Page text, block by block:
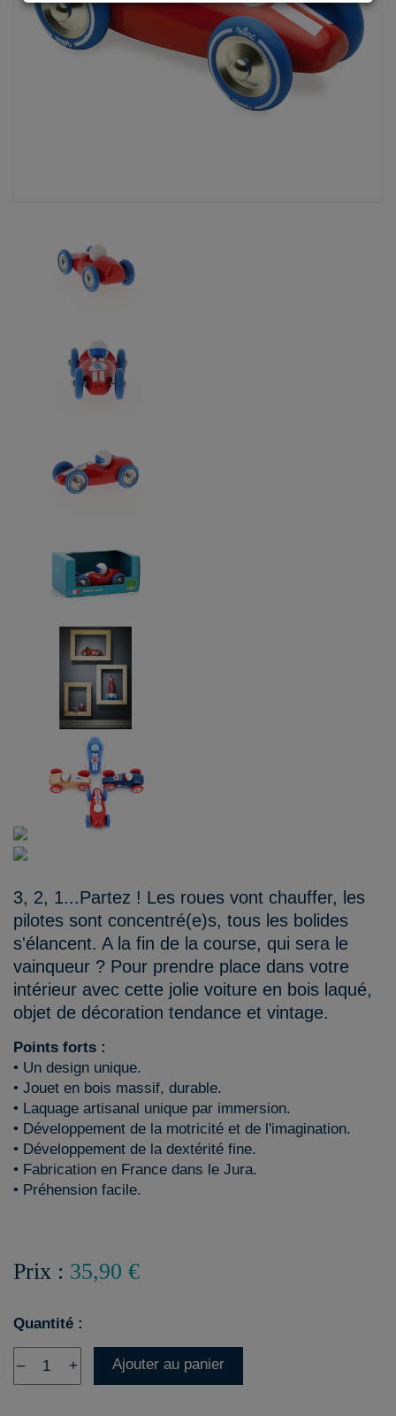
3, 2, 1...Partez ! Les roues vont chauffer, les
pilotes sont concentré(e)s, tous les bolides
s'élancent. A la fin de la course, qui sera le
vainqueur ? Pour prendre place dans votre
intérieur avec cette jolie voiture en bois laqué,
objet de décoration tendance et vintage.
Points forts :
• Un design unique.
• Jouet en bois massif, durable.
• Laquage artisanal unique par immersion.
• Développement de la motricité et de l'imagination.
• Développement de la dextérité fine.
• Fabrication en France dans le Jura.
• Préhension facile.
Prix : 35,90 €
Quantité :
– + Ajouter au panier